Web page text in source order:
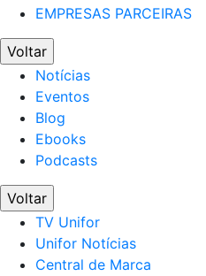
EMPRESAS PARCEIRAS
Voltar
Notícias
Eventos
Blog
Ebooks
Podcasts
Voltar
TV Unifor
Unifor Notícias
Central de Marca